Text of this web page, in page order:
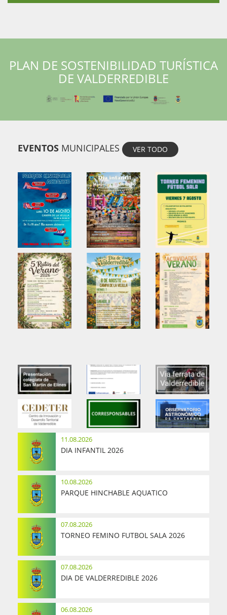
PLAN DE SOSTENIBILIDAD TURÍSTICA
DE VALDERREDIBLE
EVENTOS MUNICIPALES VER TODO
11.08.2026
DIA INFANTIL 2026
10.08.2026
PARQUE HINCHABLE AQUATICO
07.08.2026
TORNEO FEMINO FUTBOL SALA 2026
07.08.2026
DIA DE VALDERREDIBLE 2026
06.08.2026